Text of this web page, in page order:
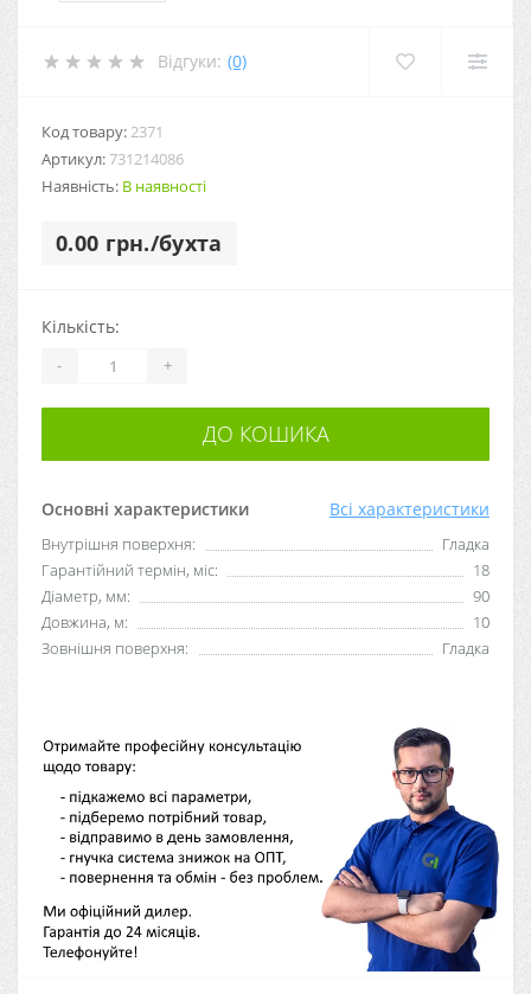
Відгуки: (0)
Код товару:2371
Артикул:731214086
Наявність: В наявності
0.00 грн./бухта
Основні характеристики Всі характеристики
Внутрішня поверхня:
Гладка
Гарантійний термін, міс:
18
Діаметр, мм:
90
Довжина, м:
10
Зовнішня поверхня:
Гладка
Кількість:
- +
ДО КОШИКА